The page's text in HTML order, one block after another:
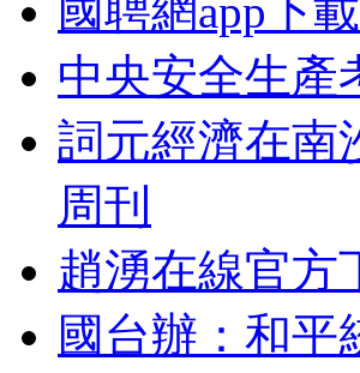
國聘網app下載
中央安全生產
詞元經濟在南
周刊
趙湧在線官方
國台辦：和平